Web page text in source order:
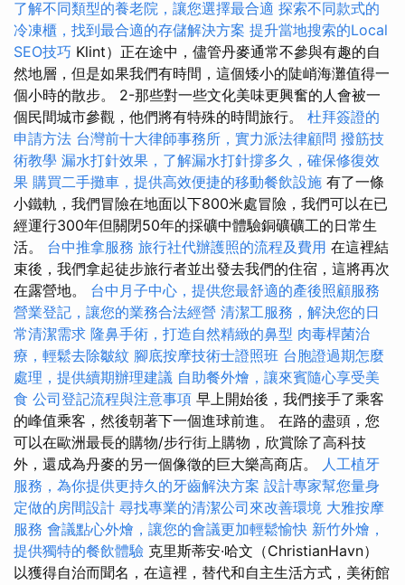
了解不同類型的養老院，讓您選擇最合適 探索不同款式的
冷凍櫃，找到最合適的存儲解決方案 提升當地搜索的Local
SEO技巧 Klint）正在途中，儘管丹麥通常不參與有趣的自
然地層，但是如果我們有時間，這個矮小的陡峭海灘值得一
個小時的散步。 2-那些對一些文化美味更興奮的人會被一
個民間城市參觀，他們將有特殊的時間旅行。 杜拜簽證的
申請方法 台灣前十大律師事務所，實力派法律顧問 撥筋技
術教學 漏水打針效果，了解漏水打針撐多久，確保修復效
果 購買二手攤車，提供高效便捷的移動餐飲設施 有了一條
小鐵軌，我們冒險在地面以下800米處冒險，我們可以在已
經運行300年但關閉50年的採礦中體驗銅礦礦工的日常生
活。 台中推拿服務 旅行社代辦護照的流程及費用 在這裡結
束後，我們拿起徒步旅行者並出發去我們的住宿，這將再次
在露營地。 台中月子中心，提供您最舒適的產後照顧服務
營業登記，讓您的業務合法經營 清潔工服務，解決您的日
常清潔需求 隆鼻手術，打造自然精緻的鼻型 肉毒桿菌治
療，輕鬆去除皺紋 腳底按摩技術士證照班 台胞證過期怎麼
處理，提供續期辦理建議 自助餐外燴，讓來賓隨心享受美
食 公司登記流程與注意事項 早上開始後，我們接手了乘客
的峰值乘客，然後朝著下一個進球前進。 在路的盡頭，您
可以在歐洲最長的購物/步行街上購物，欣賞除了高科技
外，還成為丹麥的另一個像徵的巨大樂高商店。 人工植牙
服務，為你提供更持久的牙齒解決方案 設計專家幫您量身
定做的房間設計 尋找專業的清潔公司來改善環境 大雅按摩
服務 會議點心外燴，讓您的會議更加輕鬆愉快 新竹外燴，
提供獨特的餐飲體驗 克里斯蒂安·哈文（ChristianHavn）
以獲得自治而聞名，在這裡，替代和自主生活方式，美術館